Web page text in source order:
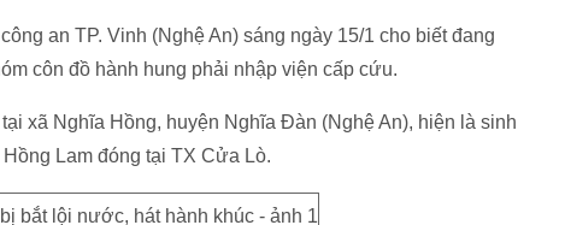
an TP. Vinh (Nghệ An) sáng ngày 15/1 cho biết đang
côn đồ hành hung phải nhập viện cấp cứu.
xã Nghĩa Hồng, huyện Nghĩa Đàn (Nghệ An), hiện là sinh
Lam đóng tại TX Cửa Lò.